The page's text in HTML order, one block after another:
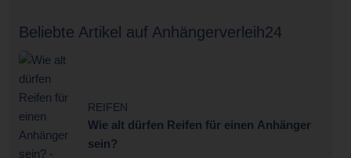
Beliebte Artikel auf Anhängerverleih24
REIFEN
Wie alt dürfen Reifen für einen Anhänger
sein?